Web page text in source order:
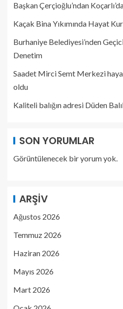
Başkan Çerçioğlu’ndan
Kaçak Bina Yıkımında Hayat
Burhaniye Belediyesi’nden
Denetim
Saadet Mirci Semt Merkezi
oldu
Kaliteli balığın adresi Düden
SON YORUMLAR
Görüntülenecek bir yorum yok.
ARŞIV
Ağustos 2026
Temmuz 2026
Haziran 2026
Mayıs 2026
Mart 2026